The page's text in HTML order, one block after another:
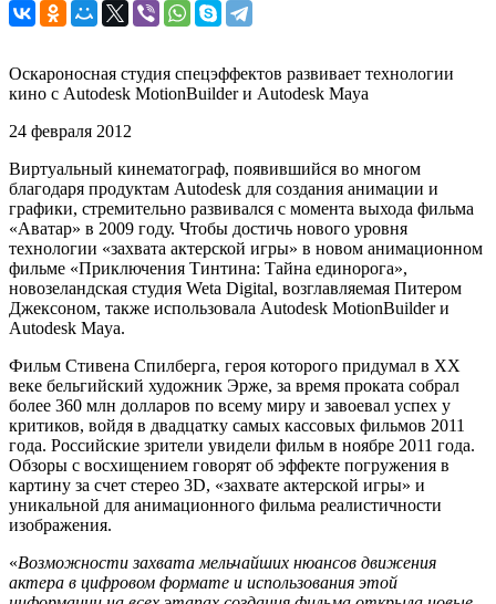
Оскароносная студия спецэффектов развивает технологии
кино с Autodesk MotionBuilder и Autodesk Maya
24 февраля 2012
Виртуальный кинематограф, появившийся во многом
благодаря продуктам Autodesk для создания анимации и
графики, стремительно развивался с момента выхода фильма
«Аватар» в 2009 году. Чтобы достичь нового уровня
технологии «захвата актерской игры» в новом анимационном
фильме «Приключения Тинтина: Тайна единорога»,
новозеландская студия Weta Digital, возглавляемая Питером
Джексоном, также использовала Autodesk MotionBuilder и
Autodesk Maya.
Фильм Стивена Спилберга, героя которого придумал в XX
веке бельгийский художник Эрже, за время проката собрал
более 360 млн долларов по всему миру и завоевал успех у
критиков, войдя в двадцатку самых кассовых фильмов 2011
года. Российские зрители увидели фильм в ноябре 2011 года.
Обзоры с восхищением говорят об эффекте погружения в
картину за счет стерео 3D, «захвате актерской игры» и
уникальной для анимационного фильма реалистичности
изображения.
«Возможности захвата мельчайших нюансов движения
актера в цифровом формате и использования этой